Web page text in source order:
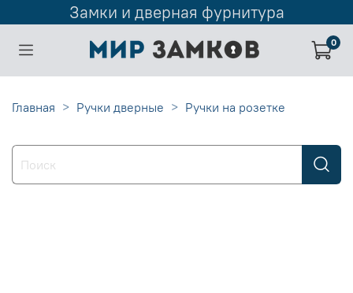
Замки и дверная фурнитура
0
Главная Ручки дверные Ручки на розетке